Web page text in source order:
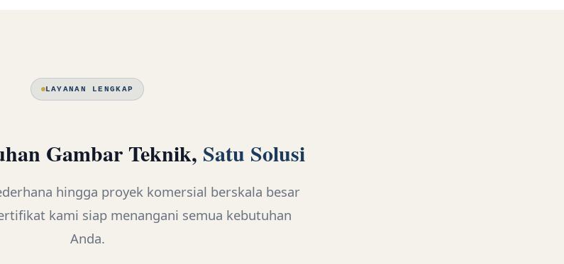
LAYANAN LENGKAP
Gambar Teknik, Satu Solusi
hingga proyek komersial berskala besar
kami siap menangani semua kebutuhan
Anda.